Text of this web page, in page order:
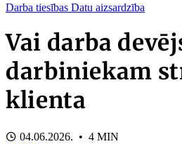
Darba tiesības Datu aizsardzība
Vai darba
darbiniekam
klienta
04.06.2026. • 4 MIN